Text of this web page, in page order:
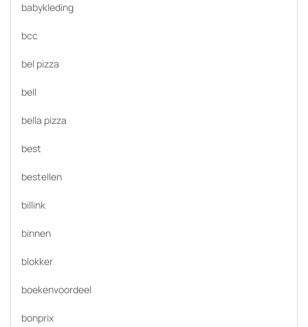
babykleding
bcc
bel pizza
bell
bella pizza
best
bestellen
billink
binnen
blokker
boekenvoordeel
bonprix